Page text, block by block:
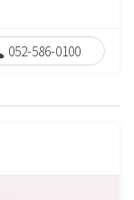
052-586-0100